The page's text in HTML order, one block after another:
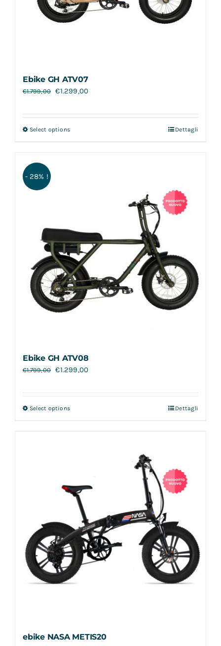
Ebike GH ATV07
€1.799,00 €1.299,00
Select options Dettagli
- 28% !
Ebike GH ATV08
€1.799,00 €1.299,00
Select options Dettagli
ebike NASA METIS20